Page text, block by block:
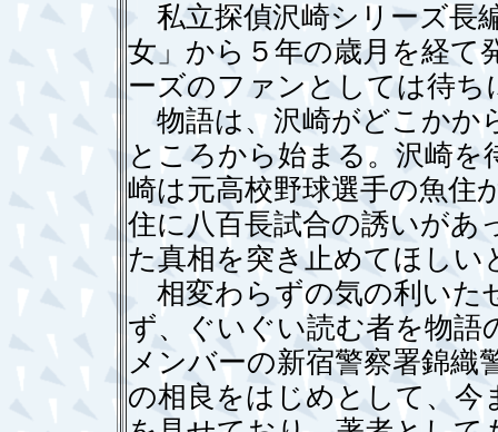
私立探偵沢崎シリーズ長
女」から５年の歳月を経て
ーズのファンとしては待
物語は、沢崎がどこかか
ところから始まる。沢崎
崎は元高校野球選手の魚住
住に八百長試合の誘いがあ
た真相を突き止めてほし
相変わらずの気の利いた
ず、ぐいぐい読む者を物語
メンバーの新宿警察署錦織
の相良をはじめとして、今